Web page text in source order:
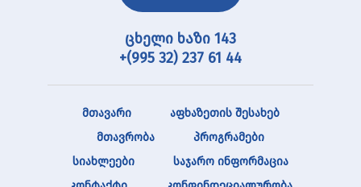
ცხელი ხაზი 143
+(995 32) 237 61 44
მთავარი
აფხაზეთის შესახებ
მთავრობა
პროგრამები
სიახლეები
საჯარო ინფორმაცია